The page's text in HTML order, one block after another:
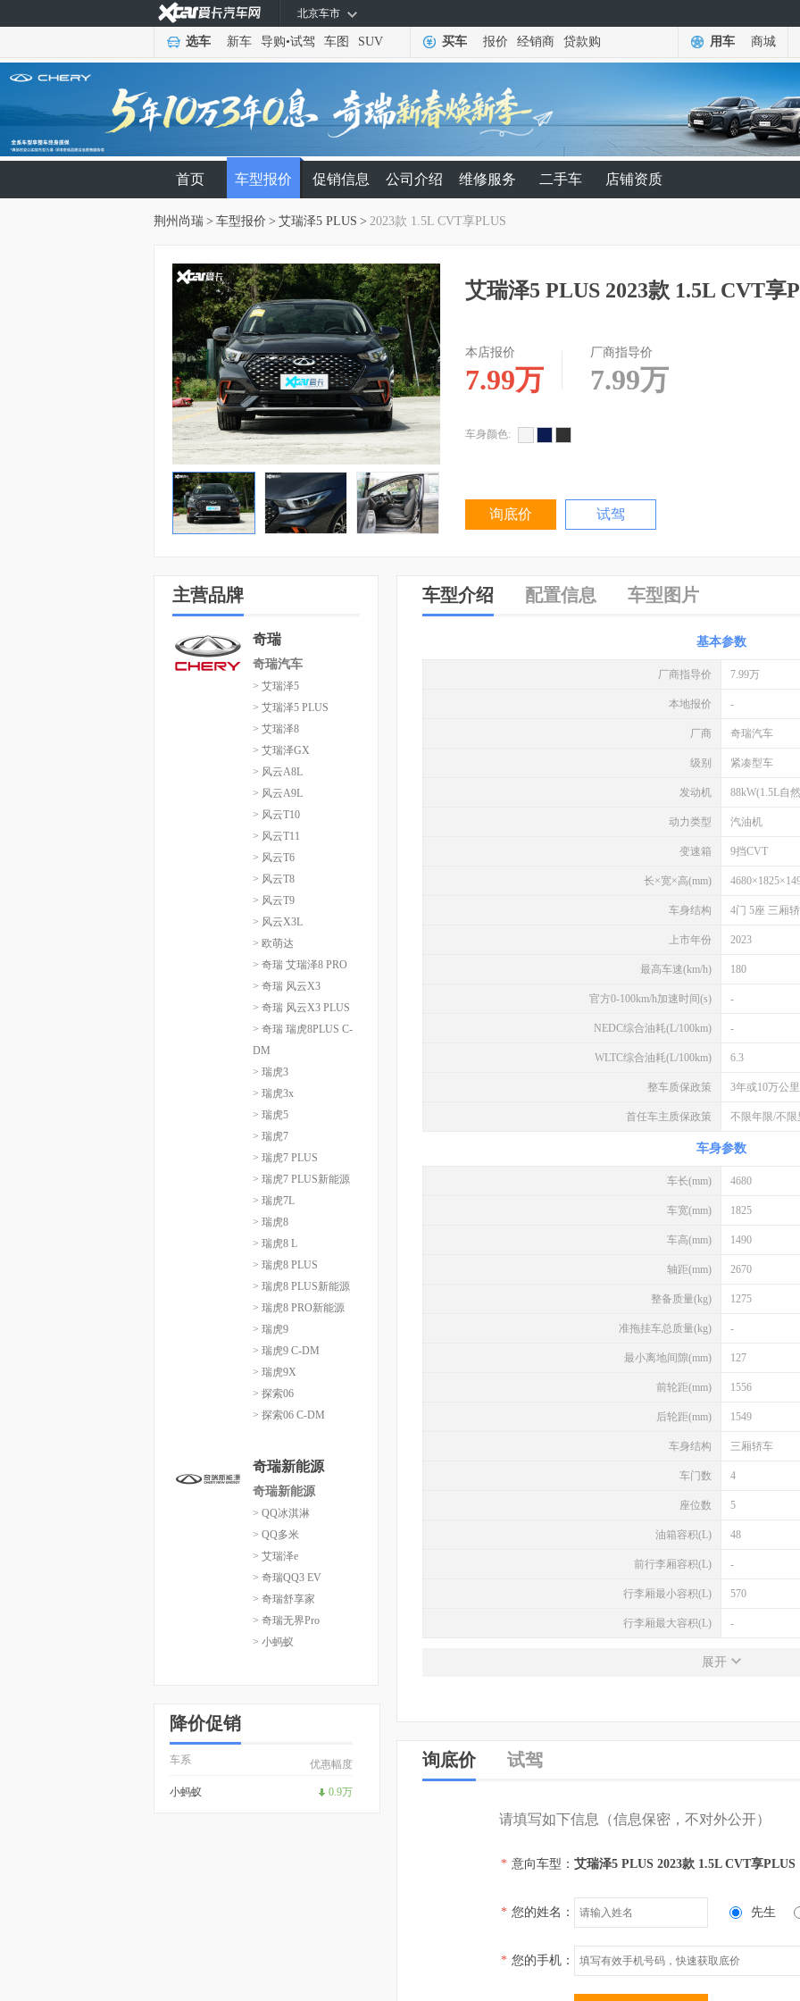
北京车市
选车 新车 导购•试驾 车图 SUV 买车 报价 经销商 贷款购 用车 商城
首页 车型报价 促销信息 公司介绍 维修服务 二手车 店铺资质
荆州尚瑞 > 车型报价 > 艾瑞泽5 PLUS > 2023款 1.5L CVT享PLUS
艾瑞泽5 PLUS 2023款 1.5L CVT享
本店报价
7.99万
厂商指导价
7.99万
车身颜色:
询底价 试驾
主营品牌
奇瑞
奇瑞汽车
> 艾瑞泽5
> 艾瑞泽5 PLUS
> 艾瑞泽8
> 艾瑞泽GX
> 风云A8L
> 风云A9L
> 风云T10
> 风云T11
> 风云T6
> 风云T8
> 风云T9
> 风云X3L
> 欧萌达
> 奇瑞 艾瑞泽8 PRO
> 奇瑞 风云X3
> 奇瑞 风云X3 PLUS
> 奇瑞 瑞虎8PLUS C-
DM
> 瑞虎3
> 瑞虎3x
> 瑞虎5
> 瑞虎7
> 瑞虎7 PLUS
> 瑞虎7 PLUS新能源
> 瑞虎7L
> 瑞虎8
> 瑞虎8 L
> 瑞虎8 PLUS
> 瑞虎8 PLUS新能源
> 瑞虎8 PRO新能源
> 瑞虎9
> 瑞虎9 C-DM
> 瑞虎9X
> 探索06
> 探索06 C-DM
奇瑞新能源
奇瑞新能源
> QQ冰淇淋
> QQ多米
> 艾瑞泽e
> 奇瑞QQ3 EV
> 奇瑞舒享家
> 奇瑞无界Pro
> 小蚂蚁
降价促销
车系 优惠幅度
小蚂蚁 0.9万
车型介绍 配置信息 车型图片
基本参数
厂商指导价 7.99万
本地报价 -
厂商 奇瑞汽车
级别 紧凑型车
发动机 88kW(1.5L自
动力类型 汽油机
变速箱 9挡CVT
长×宽×高(mm)
车身结构 4门 5座 三厢
上市年份 2023
最高车速(km/h) 180
官方0-100km/h加速时间(s) -
NEDC综合油耗(L/100km) -
WLTC综合油耗(L/100km) 6.3
整车质保政策 3年或10万公里
首任车主质保政策 不限年限/不
车身参数
车长(mm) 4680
车宽(mm) 1825
车高(mm) 1490
轴距(mm) 2670
整备质量(kg) 1275
准拖挂车总质量(kg) -
最小离地间隙(mm) 127
前轮距(mm) 1556
后轮距(mm) 1549
车身结构 三厢轿车
车门数 4
座位数 5
油箱容积(L) 48
前行李厢容积(L) -
行李厢最小容积(L) 570
行李厢最大容积(L) -
发动机
每缸气门数(个) 4
缸径(mm) -
展开
询底价 试驾
请填写如下信息（信息保密，不对外公开）
* 意向车型： 艾瑞泽5 PLUS 2023款 1.5L CVT享PLUS
* 您的姓名： 先生
* 您的手机：